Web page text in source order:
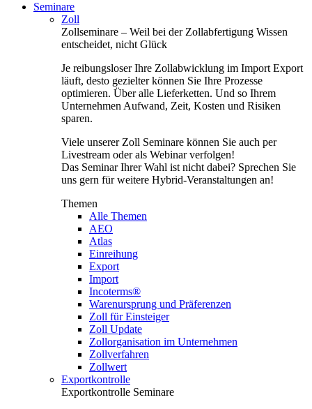
Seminare
Zoll
Zollseminare – Weil bei der Zollabfertigung Wissen
entscheidet, nicht Glück
Je reibungsloser Ihre Zollabwicklung im Import Export
läuft, desto gezielter können Sie Ihre Prozesse
optimieren. Über alle Lieferketten. Und so Ihrem
Unternehmen Aufwand, Zeit, Kosten und Risiken
sparen.
Viele unserer Zoll Seminare können Sie auch per
Livestream oder als Webinar verfolgen!
Das Seminar Ihrer Wahl ist nicht dabei? Sprechen Sie
uns gern für weitere Hybrid-Veranstaltungen an!
Themen
Alle Themen
AEO
Atlas
Einreihung
Export
Import
Incoterms®
Warenursprung und Präferenzen
Zoll für Einsteiger
Zoll Update
Zollorganisation im Unternehmen
Zollverfahren
Zollwert
Exportkontrolle
Exportkontrolle Seminare